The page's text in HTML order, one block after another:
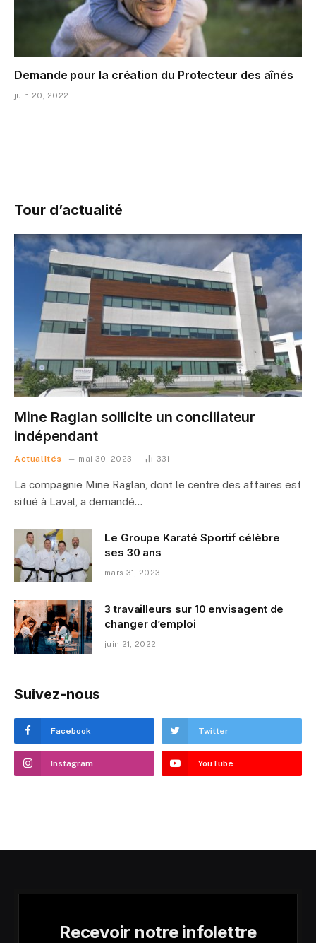
Demande pour la création du Protecteur des aînés
juin 20, 2022
Tour d’actualité
Mine Raglan sollicite un conciliateur
indépendant
Actualités mai 30, 2023 331
La compagnie Mine Raglan, dont le centre des affaires est
situé à Laval, a demandé…
Le Groupe Karaté Sportif célèbre
ses 30 ans
mars 31, 2023
3 travailleurs sur 10 envisagent de
changer d’emploi
juin 21, 2022
Suivez-nous
Facebook Twitter
Instagram YouTube
Recevoir notre infolettre